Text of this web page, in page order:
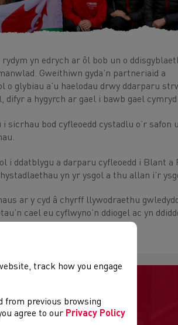
yn edrych ar ôl bob un o
Gweithiwn gyda’n partneriaid a
o glybiau a’u haelodau drwy ddarparu
a hygyrch ar gael i bawb gael
sicrhau bod cyfleoedd cystadlu o’r safon
i ddatblygu a darparu cyfleoedd i Blant a
yn yr ysgol a thu allan i’r
ar y cyd â chyrff llywodraethu
cael eu cyflwyno’n ddiogel ac yn
track how you engage
from previous browsing
agree to our Privacy Policy